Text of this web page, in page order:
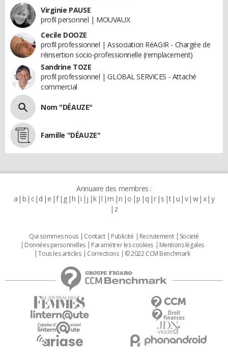
Virginie PAUSE
profil personnel | MOUVAUX
Cecile DOOZE
profil professionnel | Association RéAGIR - Chargée de
réinsertion socio-professionnelle (remplacement)
Sandrine TOZE
profil professionnel | GLOBAL SERVICES - Attaché
commercial
Nom "DÉAUZE"
Famille "DÉAUZE"
Annuaire des membres :
a b c d e f g h i j k l m n o p q r s t u v w x y
z
Qui sommes nous Contact Publicité Recrutement
Societé
Données personnelles
Paramétrer les cookies
Mentions légales
Tous les articles
Corrections © 2022 CCM Benchmark